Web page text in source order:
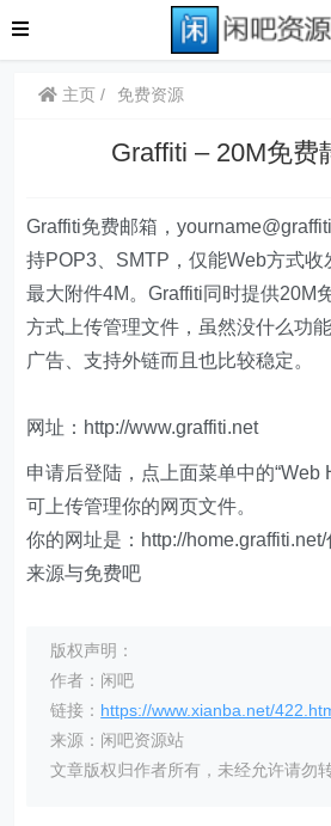
主页 免费资源
Graffiti – 20M免费
Graffiti免费邮箱，
持POP3、SMTP，仅能Web方式收
最大附件4M。Graffiti同时提供20M
方式上传管理文件，虽然没什么功
广告、支持外链而且也比较稳定。
网址：http://www.graffiti.net
申请后登陆，点上面菜单中的“Web
可上传管理你的网页文件。
你的网址是：http://home.graffiti.net/
来源与免费吧
版权声明：
作者：闲吧
链接： https://www.xianba.net/
来源：闲吧资源站
文章版权归作者所有，未经允许请勿转